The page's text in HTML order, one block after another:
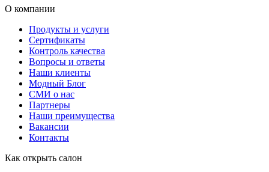
О компании
Продукты и услуги
Сертификаты
Контроль качества
Вопросы и ответы
Наши клиенты
Модный Блог
СМИ о нас
Партнеры
Наши преимущества
Вакансии
Контакты
Как открыть салон